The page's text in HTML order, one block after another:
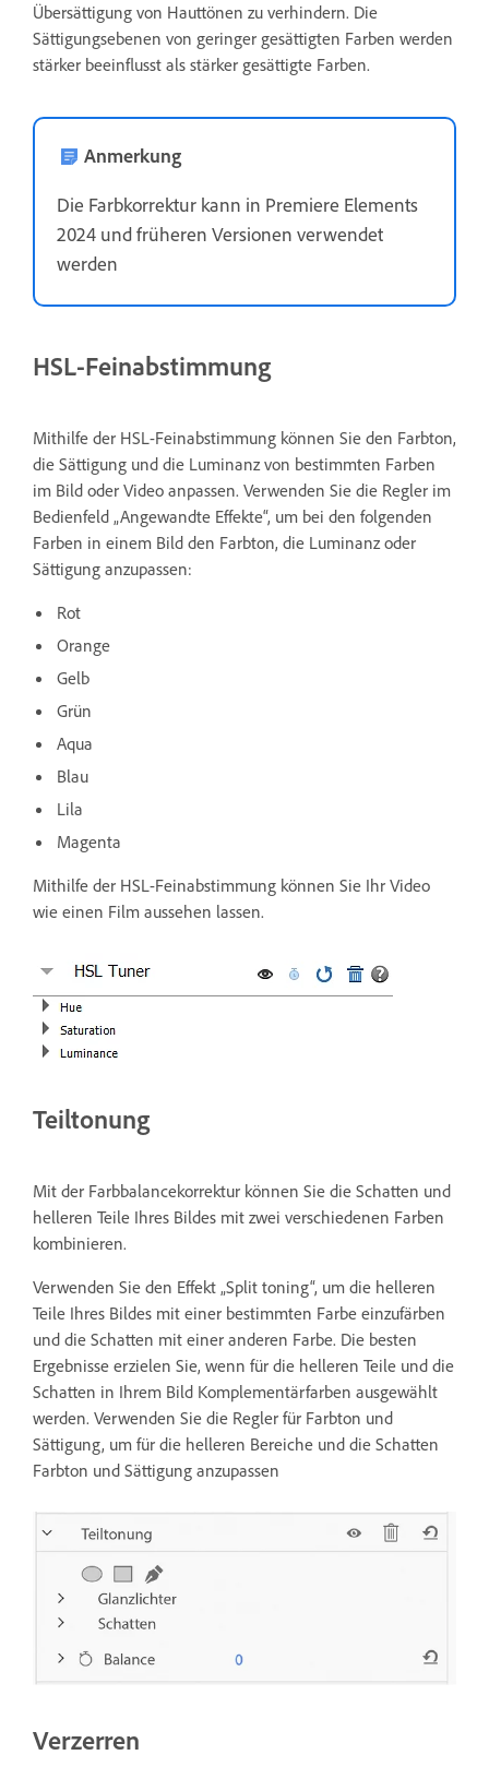
Übersättigung von Hauttönen zu verhindern. Die
Sättigungsebenen von geringer gesättigten Farben werden
stärker beeinflusst als stärker gesättigte Farben.
Anmerkung
Die Farbkorrektur kann in Premiere Elements
2024 und früheren Versionen verwendet
werden
HSL-Feinabstimmung
Mithilfe der HSL-Feinabstimmung können Sie den Farbton,
die Sättigung und die Luminanz von bestimmten Farben
im Bild oder Video anpassen. Verwenden Sie die Regler im
Bedienfeld „Angewandte Effekte“, um bei den folgenden
Farben in einem Bild den Farbton, die Luminanz oder
Sättigung anzupassen:
Rot
Orange
Gelb
Grün
Aqua
Blau
Lila
Magenta
Mithilfe der HSL-Feinabstimmung können Sie Ihr Video
wie einen Film aussehen lassen.
Teiltonung
Mit der Farbbalancekorrektur können Sie die Schatten und
helleren Teile Ihres Bildes mit zwei verschiedenen Farben
kombinieren.
Verwenden Sie den Effekt „Split toning“, um die helleren
Teile Ihres Bildes mit einer bestimmten Farbe einzufärben
und die Schatten mit einer anderen Farbe. Die besten
Ergebnisse erzielen Sie, wenn für die helleren Teile und die
Schatten in Ihrem Bild Komplementärfarben ausgewählt
werden. Verwenden Sie die Regler für Farbton und
Sättigung, um für die helleren Bereiche und die Schatten
Farbton und Sättigung anzupassen
Verzerren